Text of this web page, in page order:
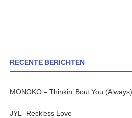
RECENTE BERICHTEN
MONOKO – Thinkin’ Bout You (Always)
JYL- Reckless Love